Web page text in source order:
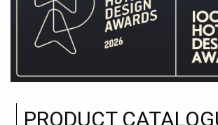
PRODUCT